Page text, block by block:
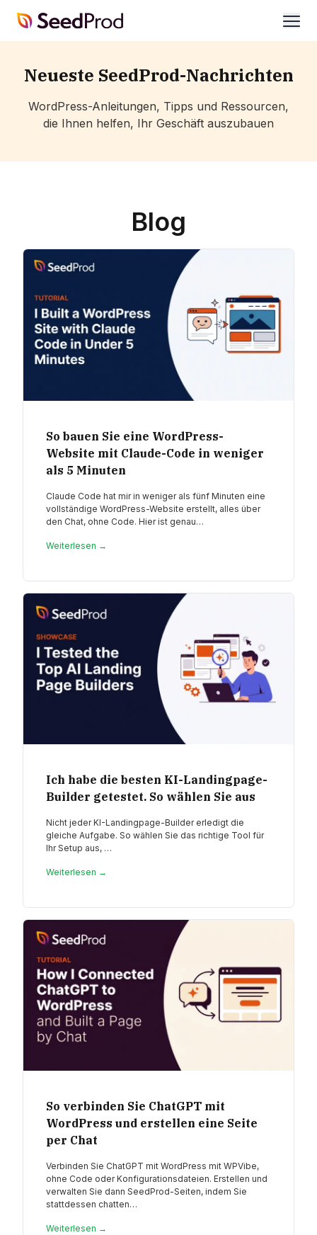
SeedProd
Neueste SeedProd-Nachrichten
WordPress-Anleitungen, Tipps und Ressourcen,
die Ihnen helfen, Ihr Geschäft auszubauen
Blog
So bauen Sie eine WordPress-
Website mit Claude-Code in weniger
als 5 Minuten
Claude Code hat mir in weniger als fünf Minuten eine
vollständige WordPress-Website erstellt, alles über
den Chat, ohne Code. Hier ist genau…
Weiterlesen →
Ich habe die besten KI-Landingpage-
Builder getestet. So wählen Sie aus
Nicht jeder KI-Landingpage-Builder erledigt die
gleiche Aufgabe. So wählen Sie das richtige Tool für
Ihr Setup aus, …
Weiterlesen →
So verbinden Sie ChatGPT mit
WordPress und erstellen eine Seite
per Chat
Verbinden Sie ChatGPT mit WordPress mit WPVibe,
ohne Code oder Konfigurationsdateien. Erstellen und
verwalten Sie dann SeedProd-Seiten, indem Sie
stattdessen chatten…
Weiterlesen →